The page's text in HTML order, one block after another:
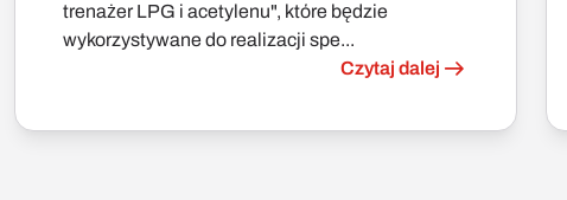
trenażer LPG i acetylenu", które będzie
wykorzystywane do realizacji spe...
Czytaj dalej